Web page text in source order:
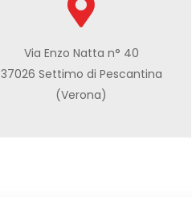
Via Enzo Natta n° 40
37026 Settimo di Pescantina
(Verona)